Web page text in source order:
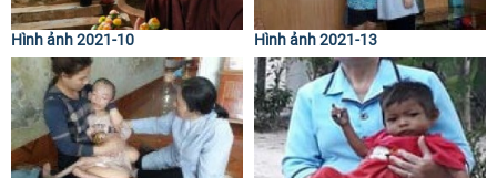
Hình ảnh 2021-10 Hình ảnh 2021-13